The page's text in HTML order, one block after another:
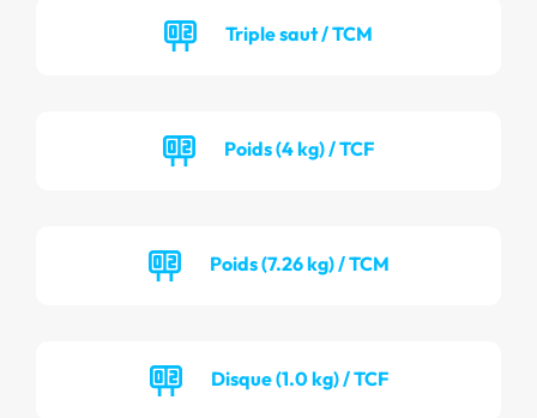
Triple saut / TCM
Poids (4 kg) / TCF
Poids (7.26 kg) / TCM
Disque (1.0 kg) / TCF